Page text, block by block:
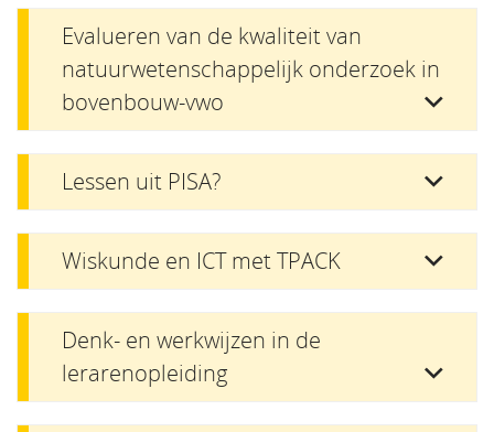
Evalueren van de kwaliteit van
natuurwetenschappelijk onderzoek in
bovenbouw-vwo
Lessen uit PISA?
Wiskunde en ICT met TPACK
Denk- en werkwijzen in de
lerarenopleiding